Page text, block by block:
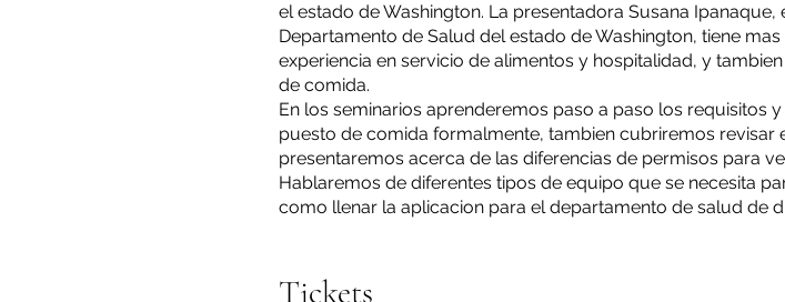
el estado de Washington. La presentadora Susana
Departamento de Salud del estado de Washington, tiene
experiencia en servicio de alimentos y hospitalidad, y
de comida.
En los seminarios aprenderemos paso a paso los requisitos
puesto de comida formalmente, tambien cubriremos
presentaremos acerca de las diferencias de permisos para
Hablaremos de diferentes tipos de equipo que se necesita
como llenar la aplicacion para el departamento de salud de
Tickets